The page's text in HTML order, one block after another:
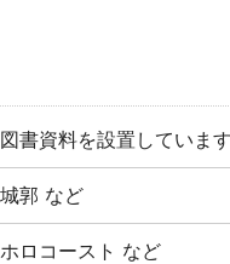
書資料を設置していま
郭 など
ロコースト など